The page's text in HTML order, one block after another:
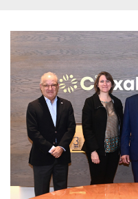
t
i
n
g